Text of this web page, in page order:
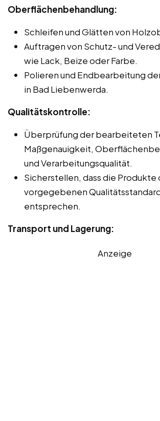
Oberflächenbehandlung:
Schleifen und Glätten von
Auftragen von Schutz- und
wie Lack, Beize oder Farbe.
Polieren und Endbearbeitung
in Bad Liebenwerda.
Qualitätskontrolle:
Überprüfung der bearbeiteten
Maßgenauigkeit,
und Verarbeitungsqualität.
Sicherstellen, dass die Produkte
vorgegebenen
entsprechen.
Transport und Lagerung:
Anzeige